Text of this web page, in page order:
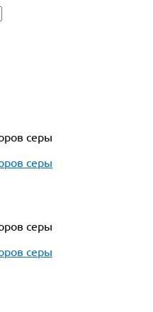
серы
серы
серы
серы